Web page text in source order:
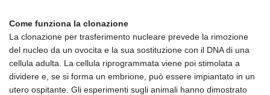
Come funziona la clonazione
La clonazione per trasferimento nucleare prevede la rimozione
del nucleo da un ovocita e la sua sostituzione con il DNA di una
cellula adulta. La cellula riprogrammata viene poi stimolata a
dividere e, se si forma un embrione, può essere impiantato in un
utero ospitante. Gli esperimenti sugli animali hanno dimostrato